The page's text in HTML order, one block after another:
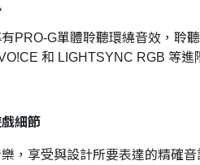
PRO-G單體聆聽環繞音效，聆
和 LIGHTSYNC RGB 等
細節
，享受與設計所要表達的精確